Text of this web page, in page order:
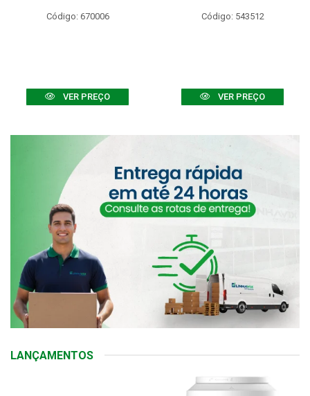
Código: 670006
VER PREÇO
Código: 543512
VER PREÇO
LANÇAMENTOS